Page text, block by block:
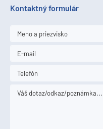
Kontaktný formulár